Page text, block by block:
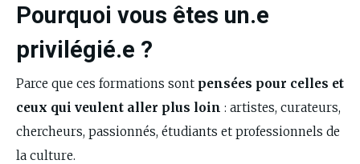
Pourquoi vous êtes un.e
privilégié.e ?
Parce que ces formations sont pensées pour celles et
ceux qui veulent aller plus loin : artistes, curateurs,
chercheurs, passionnés, étudiants et professionnels de
la culture.